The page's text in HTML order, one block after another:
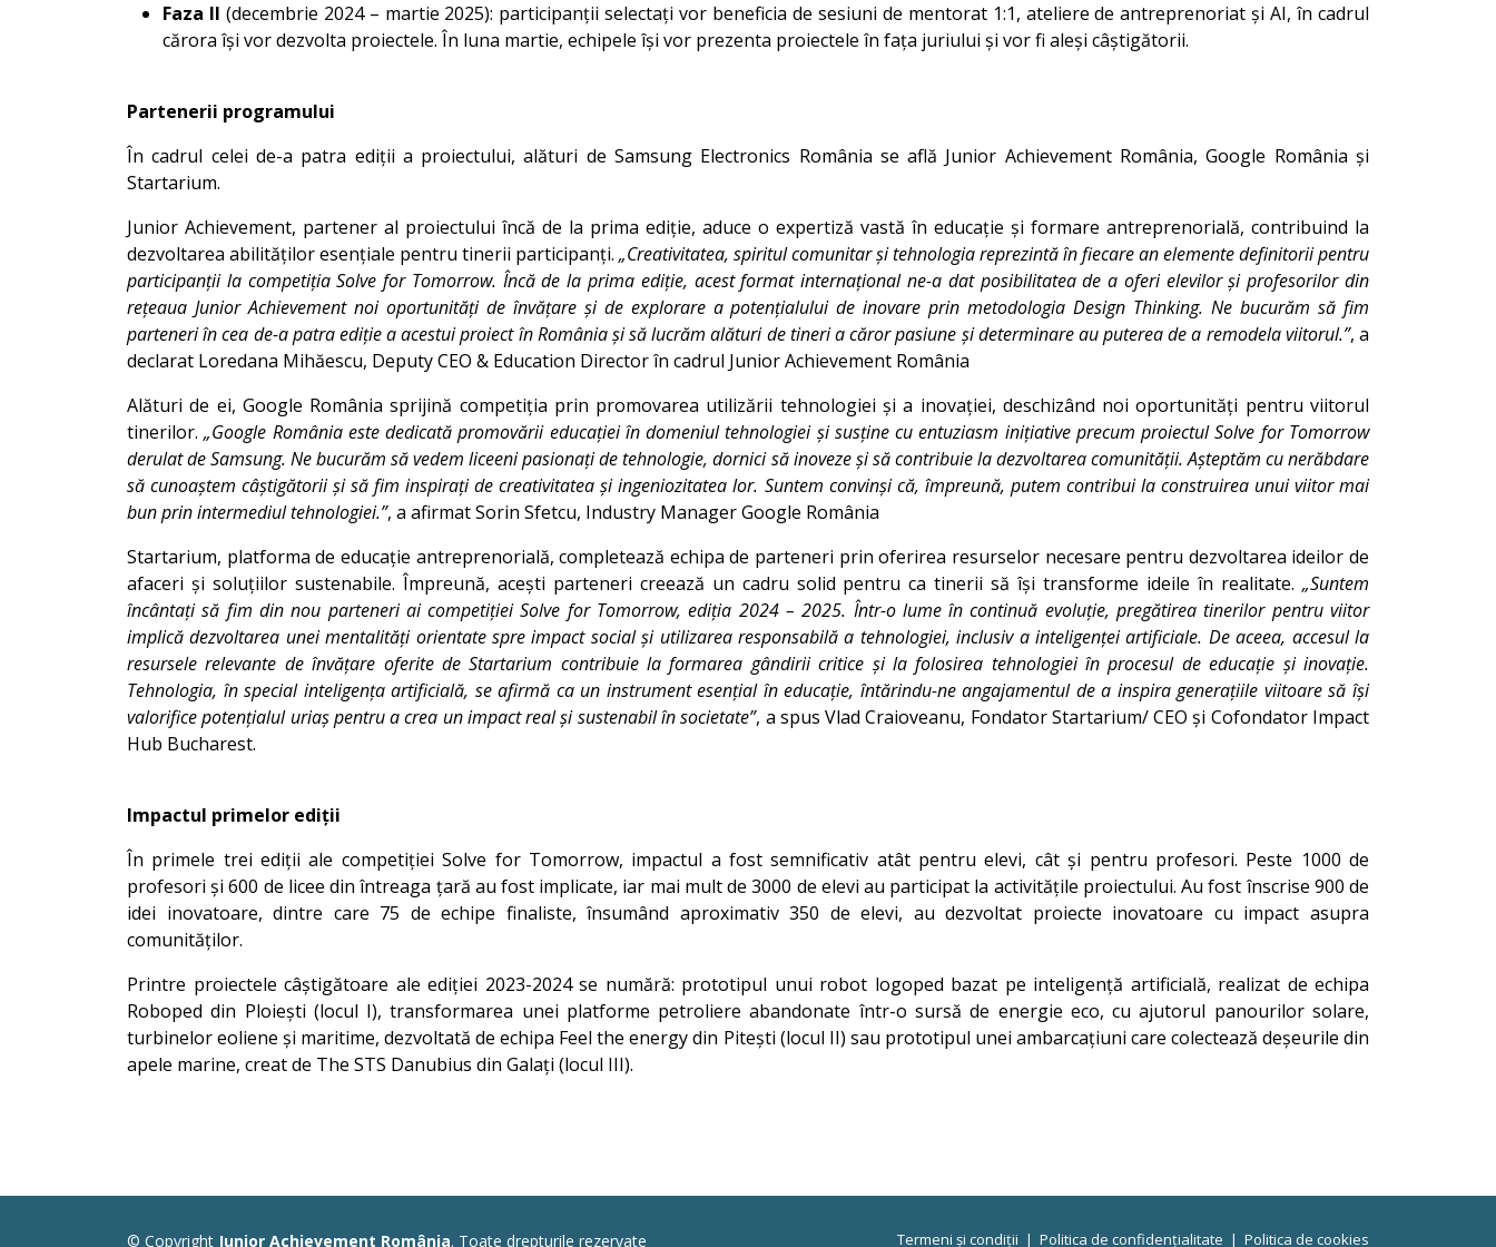
Faza II (decembrie 2024 – martie 2025): participanții selectați vor beneficia de sesiuni de mentorat 1:1, ateliere de antreprenoriat și AI, în cadrul
cărora își vor dezvolta proiectele. În luna martie, echipele își vor prezenta proiectele în fața juriului și vor fi aleși câștigătorii.
Partenerii programului
În cadrul celei de-a patra ediții a proiectului, alături de Samsung Electronics România se află Junior Achievement România, Google România și
Startarium.
Junior Achievement, partener al proiectului încă de la prima ediție, aduce o expertiză vastă în educație și formare antreprenorială, contribuind la
dezvoltarea abilităților esențiale pentru tinerii participanți. „Creativitatea, spiritul comunitar și tehnologia reprezintă în fiecare an elemente definitorii pentru
participanții la competiția Solve for Tomorrow. Încă de la prima ediție, acest format internațional ne-a dat posibilitatea de a oferi elevilor și profesorilor din
rețeaua Junior Achievement noi oportunități de învățare și de explorare a potențialului de inovare prin metodologia Design Thinking. Ne bucurăm să fim
parteneri în cea de-a patra ediție a acestui proiect în România și să lucrăm alături de tineri a căror pasiune și determinare au puterea de a remodela viitorul.”, a
declarat Loredana Mihăescu, Deputy CEO & Education Director în cadrul Junior Achievement România
Alături de ei, Google România sprijină competiția prin promovarea utilizării tehnologiei și a inovației, deschizând noi oportunități pentru viitorul
tinerilor.„Google România este dedicată promovării educației în domeniul tehnologiei și susține cu entuziasm inițiative precum proiectul Solve for Tomorrow
derulat de Samsung. Ne bucurăm să vedem liceeni pasionați de tehnologie, dornici să inoveze și să contribuie la dezvoltarea comunității. Așteptăm cu nerăbdare
să cunoaștem câștigătorii și să fim inspirați de creativitatea și ingeniozitatea lor. Suntem convinși că, împreună, putem contribui la construirea unui viitor mai
bun prin intermediul tehnologiei.”, a afirmat Sorin Sfetcu, Industry Manager Google România
Startarium, platforma de educație antreprenorială, completează echipa de parteneri prin oferirea resurselor necesare pentru dezvoltarea ideilor de
afaceri și soluțiilor sustenabile. Împreună, acești parteneri creează un cadru solid pentru ca tinerii să își transforme ideile în realitate. „Suntem
încântați să fim din nou parteneri ai competiției Solve for Tomorrow, ediția 2024 – 2025. Într-o lume în continuă evoluție, pregătirea tinerilor pentru viitor
implică dezvoltarea unei mentalități orientate spre impact social și utilizarea responsabilă a tehnologiei, inclusiv a inteligenței artificiale. De aceea, accesul la
resursele relevante de învățare oferite de Startarium contribuie la formarea gândirii critice și la folosirea tehnologiei în procesul de educație și inovație.
Tehnologia, în special inteligența artificială, se afirmă ca un instrument esențial în educație, întărindu-ne angajamentul de a inspira generațiile viitoare să își
valorifice potențialul uriaș pentru a crea un impact real și sustenabil în societate”, a spus Vlad Craioveanu, Fondator Startarium/ CEO și Cofondator Impact
Hub Bucharest.
Impactul primelor ediții
În primele trei ediții ale competiției Solve for Tomorrow, impactul a fost semnificativ atât pentru elevi, cât și pentru profesori. Peste 1000 de
profesori și 600 de licee din întreaga țară au fost implicate, iar mai mult de 3000 de elevi au participat la activitățile proiectului. Au fost înscrise 900 de
idei inovatoare, dintre care 75 de echipe finaliste, însumând aproximativ 350 de elevi, au dezvoltat proiecte inovatoare cu impact asupra
comunităților.
Printre proiectele câștigătoare ale ediției 2023-2024 se numără: prototipul unui robot logoped bazat pe inteligență artificială, realizat de echipa
Roboped din Ploiești (locul I), transformarea unei platforme petroliere abandonate într-o sursă de energie eco, cu ajutorul panourilor solare,
turbinelor eoliene și maritime, dezvoltată de echipa Feel the energy din Pitești (locul II) sau prototipul unei ambarcațiuni care colectează deșeurile din
apele marine, creat de The STS Danubius din Galați (locul III).
© Copyright Junior Achievement România. Toate drepturile rezervate Termeni și condiții | Politica de confidențialitate | Politica de cookies